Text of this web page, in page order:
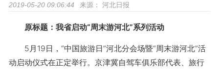
2019-05-20 09:06:44 来源： 河北日报
原标题：我省启动“周末游河北”系列活动
5月19日，“中国旅游日”河北分会场暨“周末游河北”活
动启动仪式在正定举行。京津冀自驾车俱乐部代表、旅行